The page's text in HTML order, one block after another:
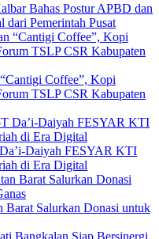
Bahas Postur APBD dan
dari Pemerintah Pusat
Coffee”, Kopi
TSLP CSR Kabupaten
Daiyah FESYAR KTI
di Era Digital
Salurkan Donasi untuk